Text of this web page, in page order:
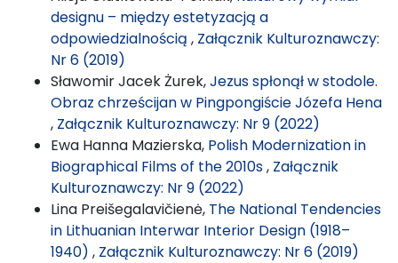
designu – między estetyzacją a
odpowiedzialnością , Załącznik Kulturoznawczy:
Nr 6 (2019)
Sławomir Jacek Żurek,Jezus spłonął w stodole.
Obraz chrześcijan w Pingpongiście Józefa Hena
, Załącznik Kulturoznawczy: Nr 9 (2022)
Ewa Hanna Mazierska, Polish Modernization in
Biographical Films of the 2010s, Załącznik
Kulturoznawczy: Nr 9 (2022)
Lina Preišegalavičienė, The National Tendencies
in Lithuanian Interwar Interior Design (1918–
1940) , Załącznik Kulturoznawczy: Nr 6 (2019)